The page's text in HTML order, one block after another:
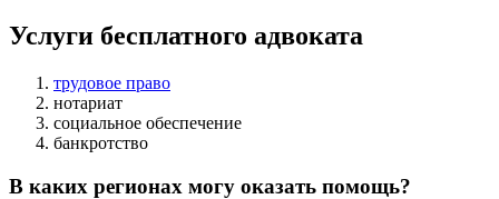
Услуги бесплатного адвоката
трудовое право
нотариат
социальное обеспечение
банкротство
В каких регионах могу оказать помощь?